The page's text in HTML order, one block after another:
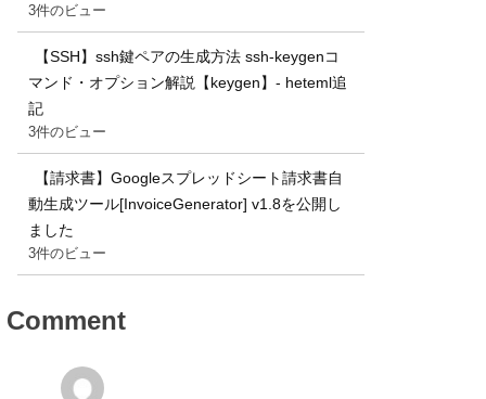
3件のビュー
【SSH】ssh鍵ペアの生成方法 ssh-keygenコ
マンド・オプション解説【keygen】- heteml追
記
3件のビュー
【請求書】Googleスプレッドシート請求書自
動生成ツール[InvoiceGenerator] v1.8を公開し
ました
3件のビュー
Comment